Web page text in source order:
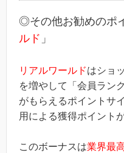
◎その他お勧めのポ
ルド 」
リアルワールドはショ
を増やして「会員ラン
がもらえるポイントサ
用による獲得ポイント
このボーナスは業界最